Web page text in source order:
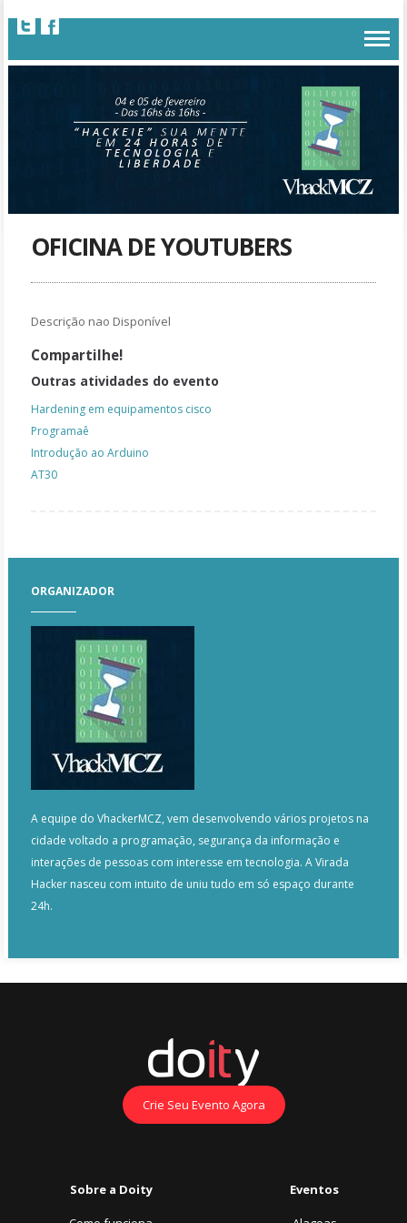
OFICINA DE YOUTUBERS
Descrição nao Disponível
Compartilhe!
Outras atividades do evento
Hardening em equipamentos cisco
Programaê
Introdução ao Arduino
AT30
ORGANIZADOR
A equipe do VhackerMCZ, vem desenvolvendo vários projetos na
cidade voltado a programação, segurança da informação e
interações de pessoas com interesse em tecnologia. A Virada
Hacker nasceu com intuito de uniu tudo em só espaço durante
24h.
Crie Seu Evento Agora
Sobre a Doity Eventos